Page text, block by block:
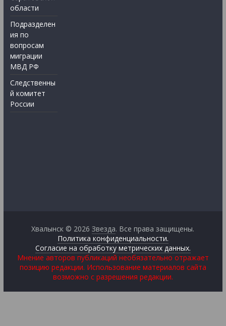
области
Подразделен
ия по
вопросам
миграции
МВД РФ
Следственны
й комитет
России
Хвалынск © 2026Звезда. Все права защищены.
Политика конфиденциальности.
Согласие на обработку метрических данных.
Мнение авторов публикаций необязательно отражает
позицию редакции. Использование материалов сайта
возможно с разрешения редакции.